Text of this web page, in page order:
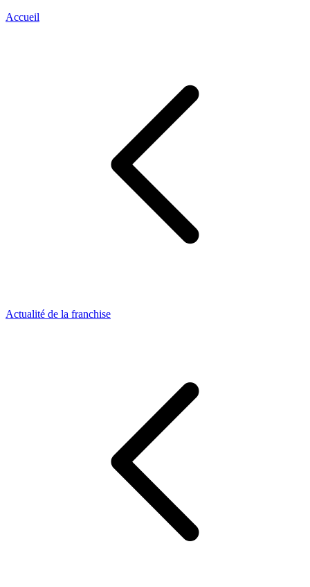
Accueil
Actualité de la franchise